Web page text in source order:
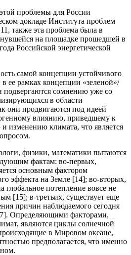
проблемы для России
докладе Института проблем
также эта проблема была в
на площадке прошедшей в
Российской энергетической
самой концепции устойчивого
ее рамках концепции «зеленой»/
подвергаются сомнению уже со
в области
они продвигаются под идеей
влиянию, приведшему к
изменению климата, что является
физики, математики пытаются
фактам: во-первых,
основным фактором
эффекта на Земле [14]; во-вторых,
глобальное потепление вовсе не
[15]; в-третьих, существует еще
причин наблюдаемого сегодня
Определяющими факторами,
являются циклы солнечной
в Мировом океане,
предполагается, что именно